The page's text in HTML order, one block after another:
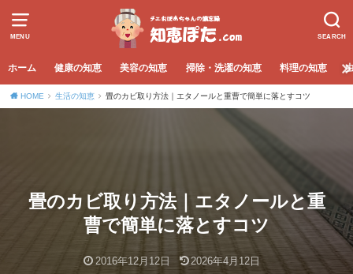
MENU SEARCH
ホーム 健康の知恵 美容の知恵 掃除・洗濯の知恵 料理の知恵
HOME 生活の知恵 畳のカビ取り方法｜エタノールと重曹で簡単に落とすコツ
畳のカビ取り方法｜エタノールと重
曹で簡単に落とすコツ
2016年12月12日 2026年4月12日